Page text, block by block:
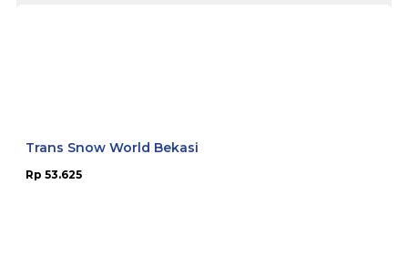
Trans Snow World Bekasi
Rp 53.625